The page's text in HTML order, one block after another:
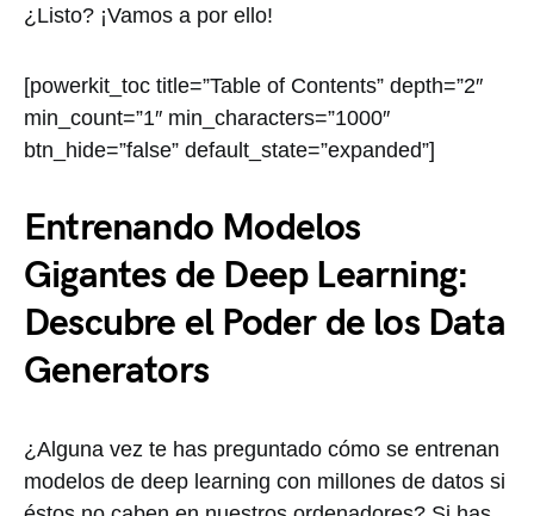
¿Listo? ¡Vamos a por ello!
[powerkit_toc title=”Table of Contents” depth=”2″
min_count=”1″ min_characters=”1000″
btn_hide=”false” default_state=”expanded”]
Entrenando Modelos
Gigantes de Deep Learning:
Descubre el Poder de los Data
Generators
¿Alguna vez te has preguntado cómo se entrenan
modelos de deep learning con millones de datos si